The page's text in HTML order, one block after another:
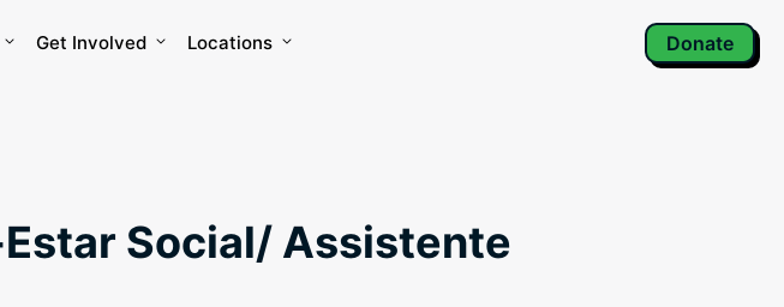
Get Involved Locations Donate
Social/ Assistente